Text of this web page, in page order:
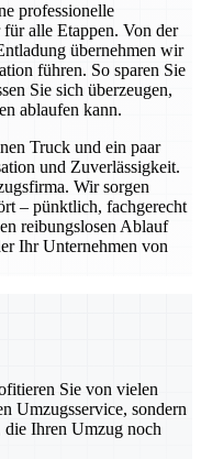
professionelle
alle Etappen. Von der
übernehmen wir
führen. So sparen Sie
Sie sich überzeugen,
ablaufen kann.
Truck und ein paar
und Zuverlässigkeit.
Wir sorgen
– pünktlich, fachgerecht
reibungslosen Ablauf
Ihr Unternehmen von
Sie von vielen
Umzugsservice, sondern
die Ihren Umzug noch